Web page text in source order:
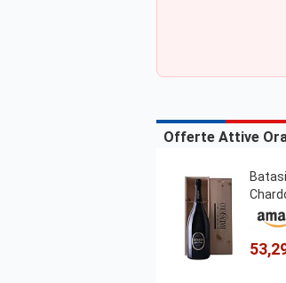
Offerte Attive